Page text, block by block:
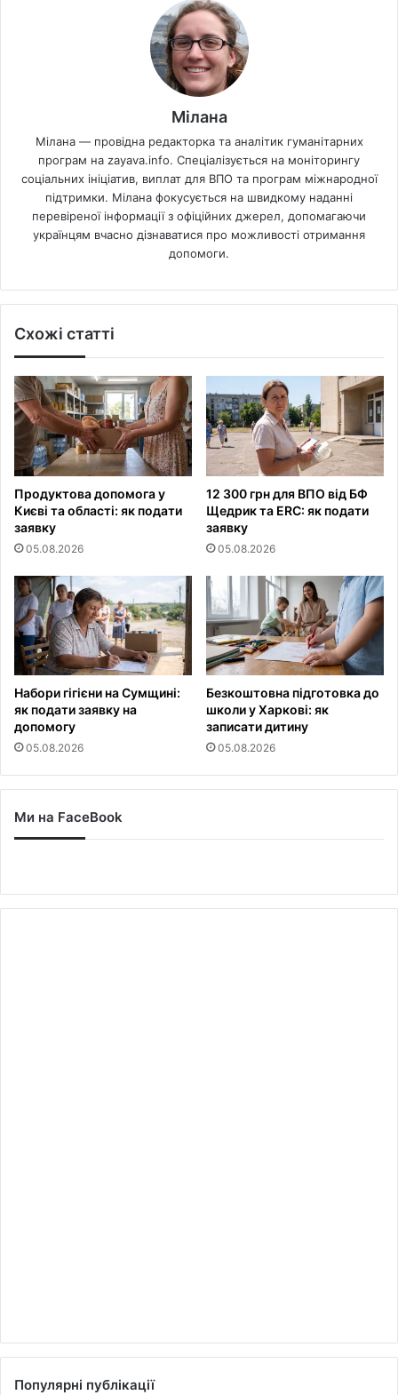
Мілана
Мілана — провідна редакторка та аналітик гуманітарних
програм на zayava.info. Спеціалізується на моніторингу
соціальних ініціатив, виплат для ВПО та програм міжнародної
підтримки. Мілана фокусується на швидкому наданні
перевіреної інформації з офіційних джерел, допомагаючи
українцям вчасно дізнаватися про можливості отримання
допомоги.
Схожі статті
Продуктова допомога у
Києві та області: як подати
заявку
05.08.2026
12 300 грн для ВПО від БФ
Щедрик та ERC: як подати
заявку
05.08.2026
Набори гігієни на Сумщині:
як подати заявку на
допомогу
05.08.2026
Безкоштовна підготовка до
школи у Харкові: як
записати дитину
05.08.2026
Ми на FaceBook
Популярні публікації